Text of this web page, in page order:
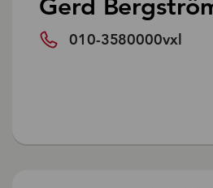
Gerd
010-3580000vxl